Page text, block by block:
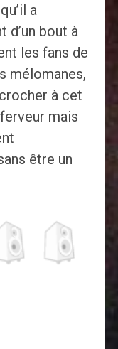
a
d’un bout à
les fans de
mélomanes,
à cet
mais
être un